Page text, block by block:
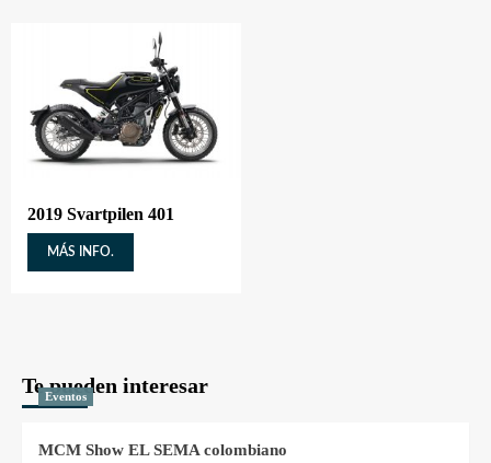
2019 Svartpilen 401
MÁS INFO.
Te pueden interesar
Eventos
MCM Show EL SEMA colombiano